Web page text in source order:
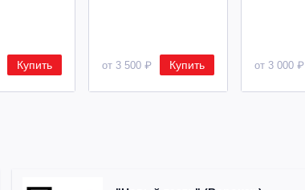
Купить от 3 500 ₽ Купить от 3 000 ₽